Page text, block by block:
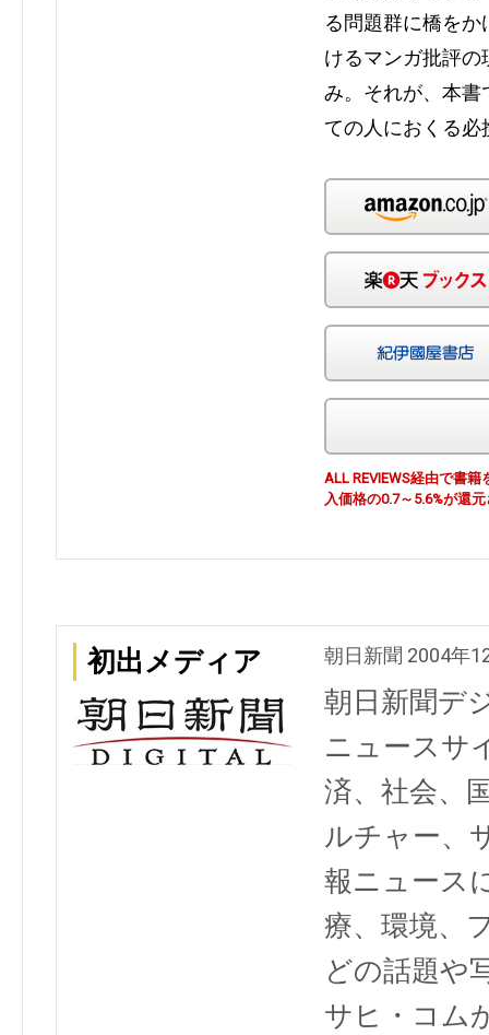
る問題群に橋を
けるマンガ批評
み。それが、本書
ての人におくる必
ALL REVIEWS経由で書
入価格の0.7～5.6%が還
初出メディア 朝日新聞 2004年
朝日新聞デ
ニュースサ
済、社会、
ルチャー、
報ニュース
療、環境、
どの話題や
サヒ・コム